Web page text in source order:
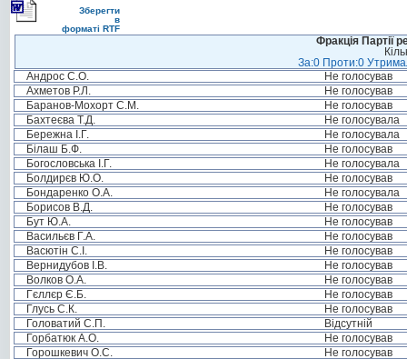
Зберегти
в
форматі RTF
Фракція Партії
За:0 Проти:0
Андрос С.О.
Не голосував
Ахметов Р.Л.
Не голосував
Баранов-Мохорт С.М.
Не голосував
Бахтеєва Т.Д.
Не голосувала
Бережна І.Г.
Не голосувала
Білаш Б.Ф.
Не голосував
Богословська І.Г.
Не голосувала
Болдирєв Ю.О.
Не голосував
Бондаренко О.А.
Не голосувала
Борисов В.Д.
Не голосував
Бут Ю.А.
Не голосував
Васильєв Г.А.
Не голосував
Васютін С.І.
Не голосував
Вернидубов І.В.
Не голосував
Волков О.А.
Не голосував
Гєллєр Є.Б.
Не голосував
Глусь С.К.
Не голосував
Головатий С.П.
Відсутній
Горбатюк А.О.
Не голосував
Горошкевич О.С.
Не голосував